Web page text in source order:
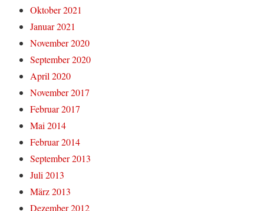
Oktober 2021
Januar 2021
November 2020
September 2020
April 2020
November 2017
Februar 2017
Mai 2014
Februar 2014
September 2013
Juli 2013
März 2013
Dezember 2012